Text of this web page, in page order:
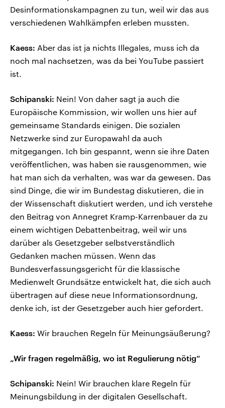
Desinformationskampagnen zu tun, weil wir das aus
verschiedenen Wahlkämpfen erleben mussten.
Kaess: Aber das ist ja nichts Illegales, muss ich da
noch mal nachsetzen, was da bei YouTube passiert
ist.
Schipanski: Nein! Von daher sagt ja auch die
Europäische Kommission, wir wollen uns hier auf
gemeinsame Standards einigen. Die sozialen
Netzwerke sind zur Europawahl da auch
mitgegangen. Ich bin gespannt, wenn sie ihre Daten
veröffentlichen, was haben sie rausgenommen, wie
hat man sich da verhalten, was war da gewesen. Das
sind Dinge, die wir im Bundestag diskutieren, die in
der Wissenschaft diskutiert werden, und ich verstehe
den Beitrag von Annegret Kramp-Karrenbauer da zu
einem wichtigen Debattenbeitrag, weil wir uns
darüber als Gesetzgeber selbstverständlich
Gedanken machen müssen. Wenn das
Bundesverfassungsgericht für die klassische
Medienwelt Grundsätze entwickelt hat, die sich auch
übertragen auf diese neue Informationsordnung,
denke ich, ist der Gesetzgeber auch hier gefordert.
Kaess: Wir brauchen Regeln für Meinungsäußerung?
„Wir fragen regelmäßig, wo ist Regulierung nötig“
Schipanski: Nein! Wir brauchen klare Regeln für
Meinungsbildung in der digitalen Gesellschaft.